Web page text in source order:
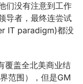
们没有注意到工作
导者，最终连尝试
IT paradigm)都没
覆盖全北美商业结
范围），但是GM